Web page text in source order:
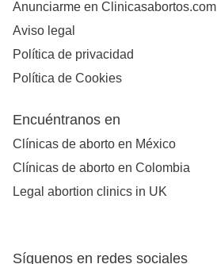
Anunciarme en Clinicasabortos.com
Aviso legal
Política de privacidad
Política de Cookies
Encuéntranos en
Clínicas de aborto en México
Clínicas de aborto en Colombia
Legal abortion clinics in UK
Síguenos en redes sociales